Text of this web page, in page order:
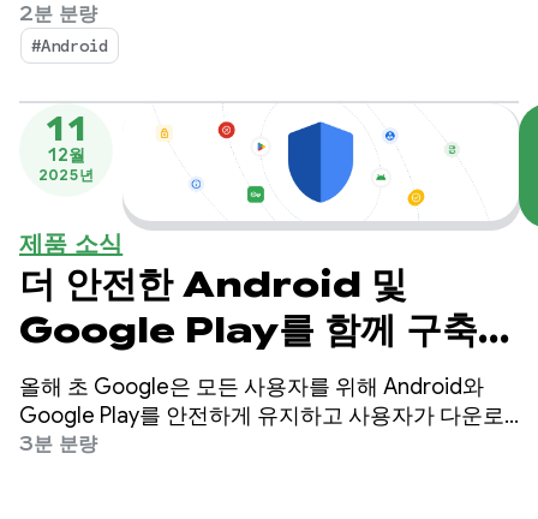
사항을 발표한 이후 Google은 커뮤니티와 협력하여
이러한 보호 조치가 강력하면서도 플랫폼 자유를 존
중하도록 했습니다.
2분 분량
#Android
11
12월
2025년
제품 소식
더 안전한 Android 및
Google Play를 함께 구축하
기
올해 초 Google은 모든 사용자를 위해 Android와
Google Play를 안전하게 유지하고 사용자가 다운로
드하는 앱을 신뢰할 수 있으며 개발자의 비즈니스가
3분 분량